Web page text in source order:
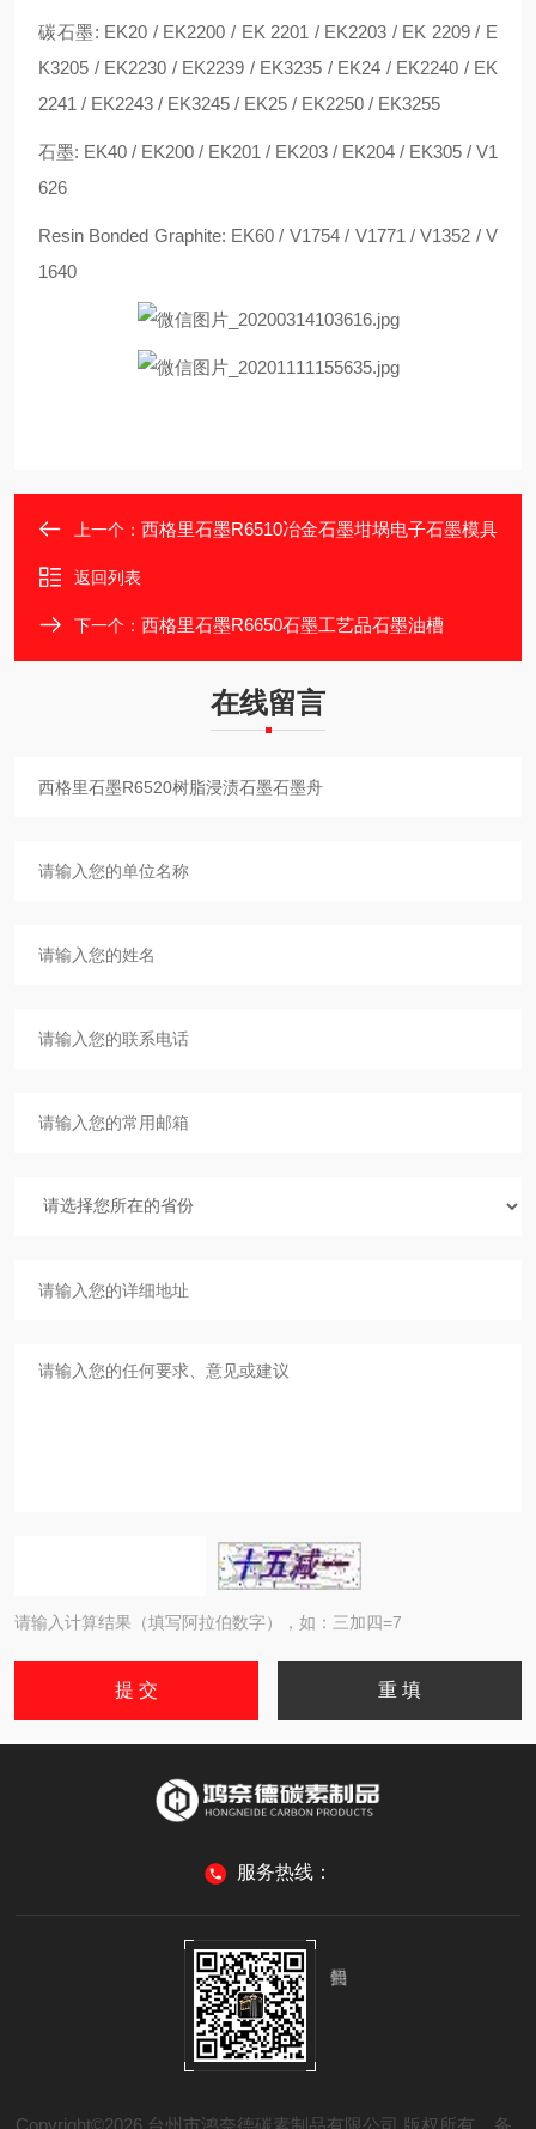
碳石墨: EK20 / EK2200 / EK 2201 / EK2203 / EK 2209 / E
K3205 / EK2230 / EK2239 / EK3235 / EK24 / EK2240 / EK
2241 / EK2243 / EK3245 / EK25 / EK2250 / EK3255
石墨: EK40 / EK200 / EK201 / EK203 / EK204 / EK305 / V1
626
Resin Bonded Graphite: EK60 / V1754 / V1771 / V1352 / V
1640
上一个： 西格里石墨R6510冶金石墨坩埚电子石墨模具
返回列表
下一个： 西格里石墨R6650石墨工艺品石墨油槽
在线留言
请输入计算结果（填写阿拉伯数字），如：三加四=7
服务热线：
Copyright©2026 台州市鸿奈德碳素制品有限公司 版权所有 备